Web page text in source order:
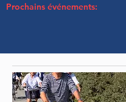
Prochains événements: